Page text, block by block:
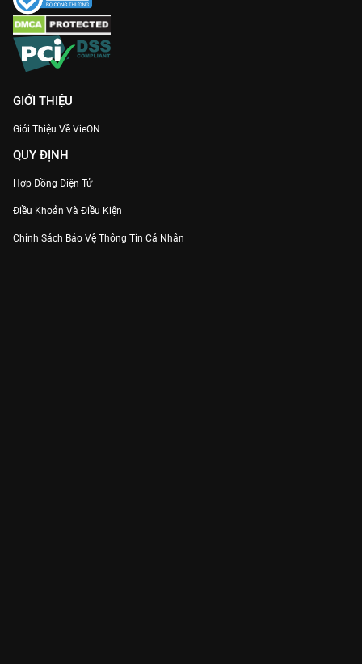
GIỚI THIỆU
Giới Thiệu Về VieON
QUY ĐỊNH
Hợp Đồng Điện Tử
Điều Khoản Và Điều Kiện
Chính Sách Bảo Vệ Thông Tin Cá Nhân